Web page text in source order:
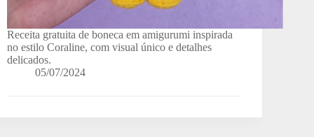
Receita gratuita de boneca em amigurumi inspirada
no estilo Coraline, com visual único e detalhes
delicados.
05/07/2024